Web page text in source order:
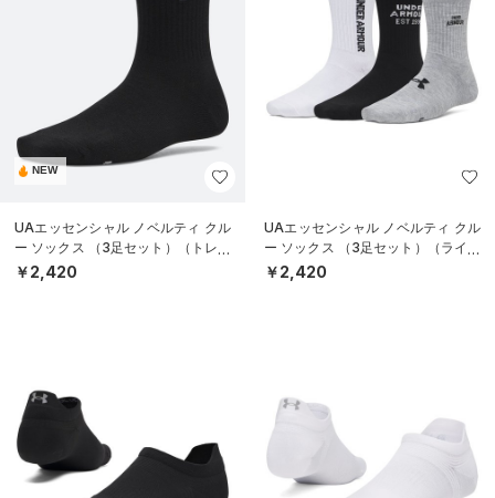
NEW
UAエッセンシャル ノベルティ クル
ー ソックス （3足セット）（トレー
ニング/WOMEN）
￥2,420
UAエッセンシャル ノベルティ クル
ー ソックス （3足セット）（ライフ
スタイル/WOMEN）
￥2,420